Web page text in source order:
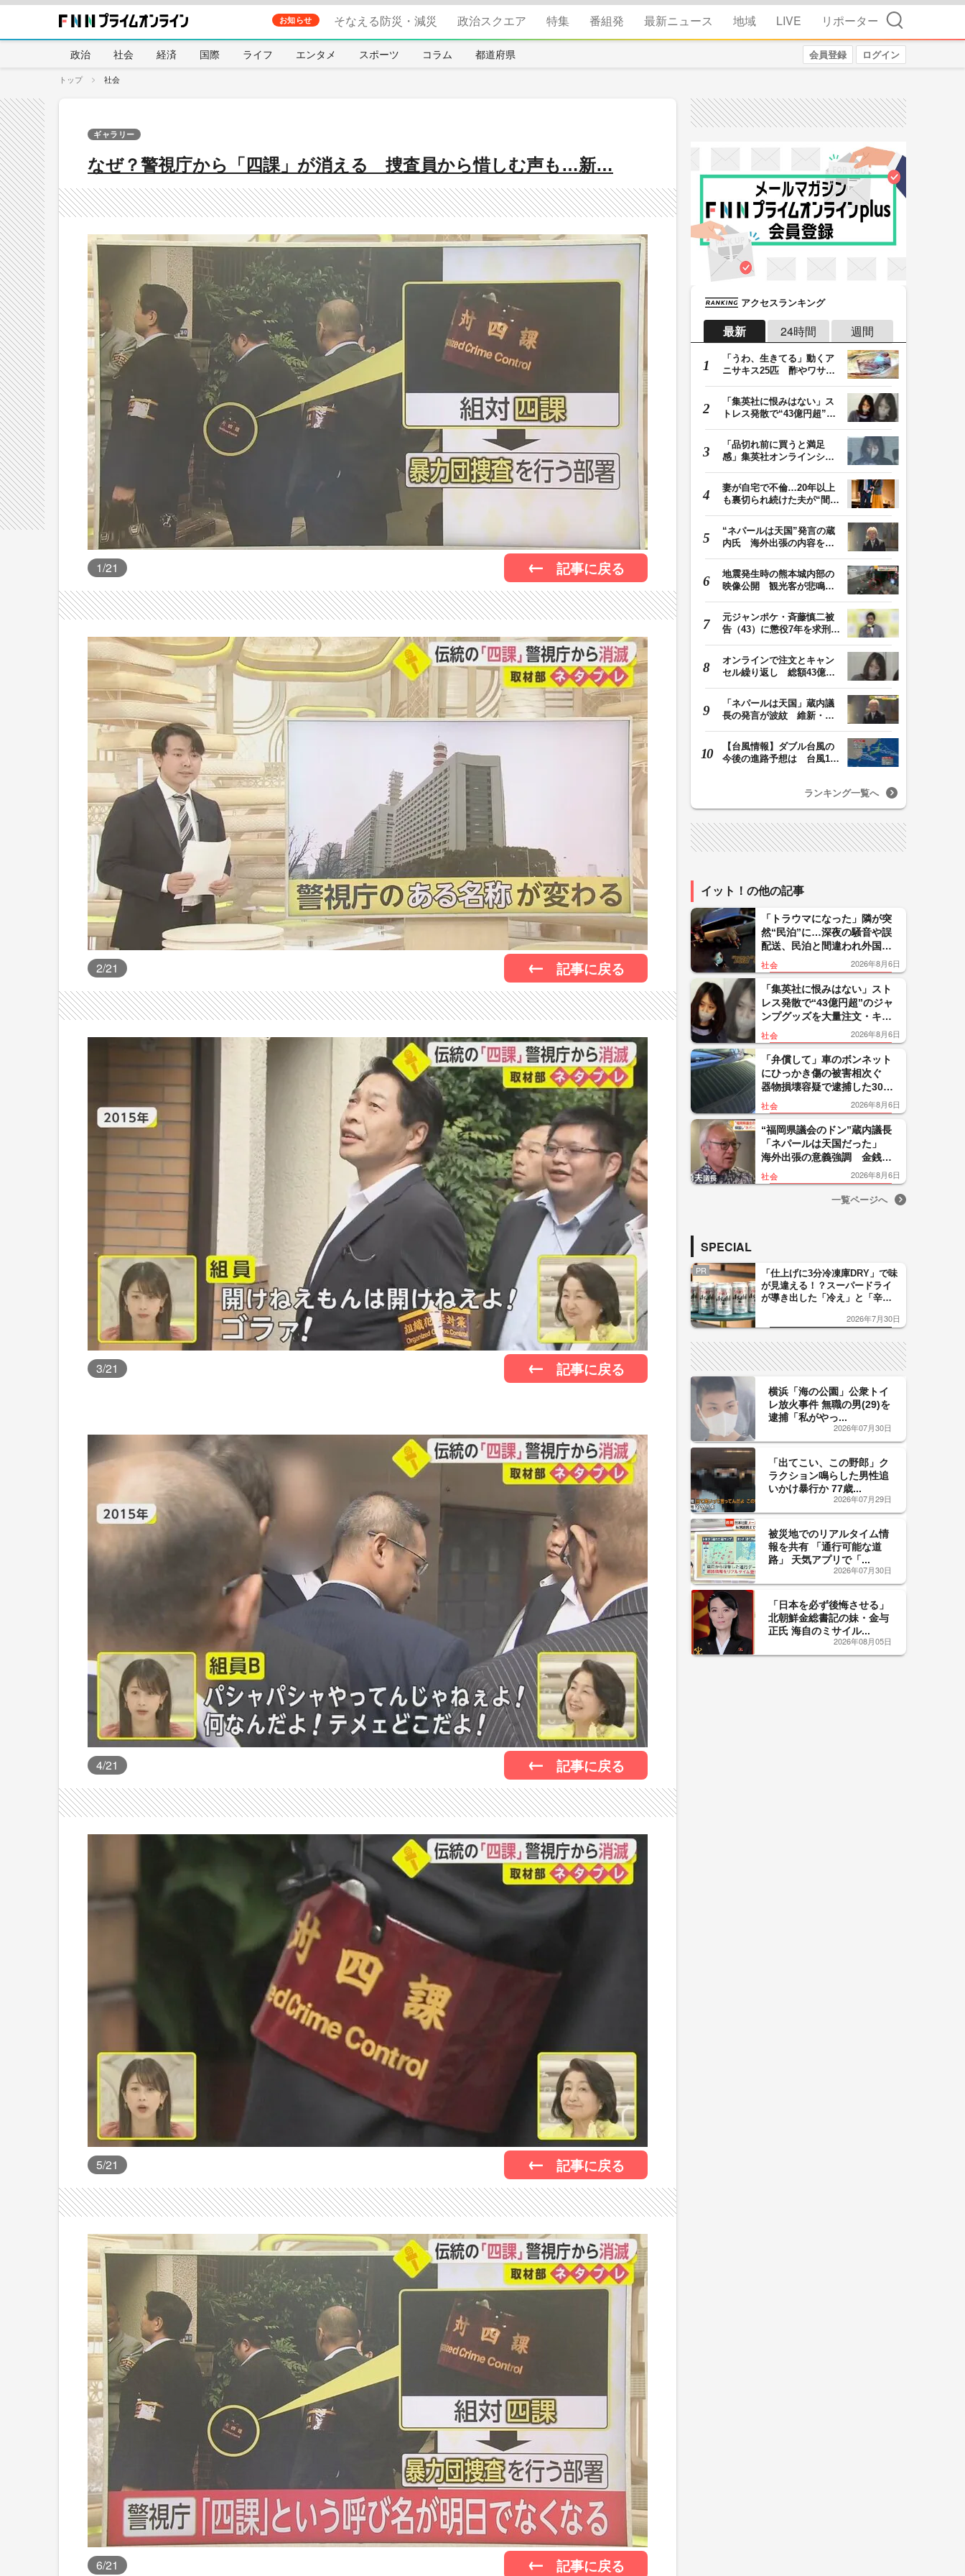
お知らせ そなえる防災・減災 政治スクエア 特集 番組発 最新ニュース 地域 LIVE リポーター 検索
政治 社会 経済 国際 ライフ エンタメ スポーツ コラム 都道府県 会員登録 ログイン
トップ 社会
なぜ？警視庁から「四課」が消える 捜査員から惜しむ声も…新…
ギャラリー
1/21 記事に戻る
2/21 記事に戻る
3/21 記事に戻る
4/21 記事に戻る
5/21 記事に戻る
6/21 記事に戻る
アクセスランキング
最新 24時間 週間
「うわ、生きてる」動くア
ニサキス25匹 酢やワサビ
「集英社に恨みはない」ス
トレス発散で“43億円超”の
「品切れ前に買うと満足
感」集英社オンラインショ
妻が自宅で不倫…20年以上
も裏切られ続けた夫が“間
“ネパールは天国”発言の蔵
内氏 海外出張の内容を説
地震発生時の熊本城内部の
映像公開 観光客が悲鳴…
元ジャンポケ・斉藤慎二被
告（43）に懲役7年を求刑
オンラインで注文とキャン
セル繰り返し 総額43億円
「ネパールは天国」蔵内議
長の発言が波紋 維新・吉
【台風情報】ダブル台風の
今後の進路予想は 台風13
ランキング一覧へ
イット！の他の記事
「トラウマになった」隣が突
然“民泊”に…深夜の騒音や誤
配送、民泊と間違われ外国人
客が玄関取り囲む 住民悲
鳴 東京・大田区
社会 2026年8月6日
「集英社に恨みはない」スト
レス発散で“43億円超”のジャ
ンプグッズを大量注文・キャ
ンセルか 32歳女を逮捕「品
切れ前に買うと満足感」
社会 2026年8月6日
「弁償して」車のボンネット
にひっかき傷の被害相次ぐ
器物損壊容疑で逮捕した30代
男は釈放…関連は 山形・鶴
岡市
社会 2026年8月6日
“福岡県議会のドン”蔵内議長
「ネパールは天国だった」
海外出張の意義強調 金銭授
受疑惑めぐり方針転換 第三
者委員会設置へ
社会 2026年8月6日
一覧ページへ
SPECIAL
PR
「仕上げに3分冷凍庫DRY」で味
が見違える！？スーパードライ
が導き出した「冷え」と「辛
した「辛口カーブ」が飲み頃の
2026年7月30日
横浜「海の公園」公衆トイ
レ放火事件 無職の男(29)を
逮捕「私がやっ...
2026年07月30日
「出てこい、この野郎」ク
ラクション鳴らした男性追
いかけ暴行か 77歳...
2026年07月29日
被災地でのリアルタイム情
報を共有 「通行可能な道
路」 天気アプリで「...
2026年07月30日
「日本を必ず後悔させる」
北朝鮮金総書記の妹・金与
正氏 海自のミサイル...
2026年08月05日